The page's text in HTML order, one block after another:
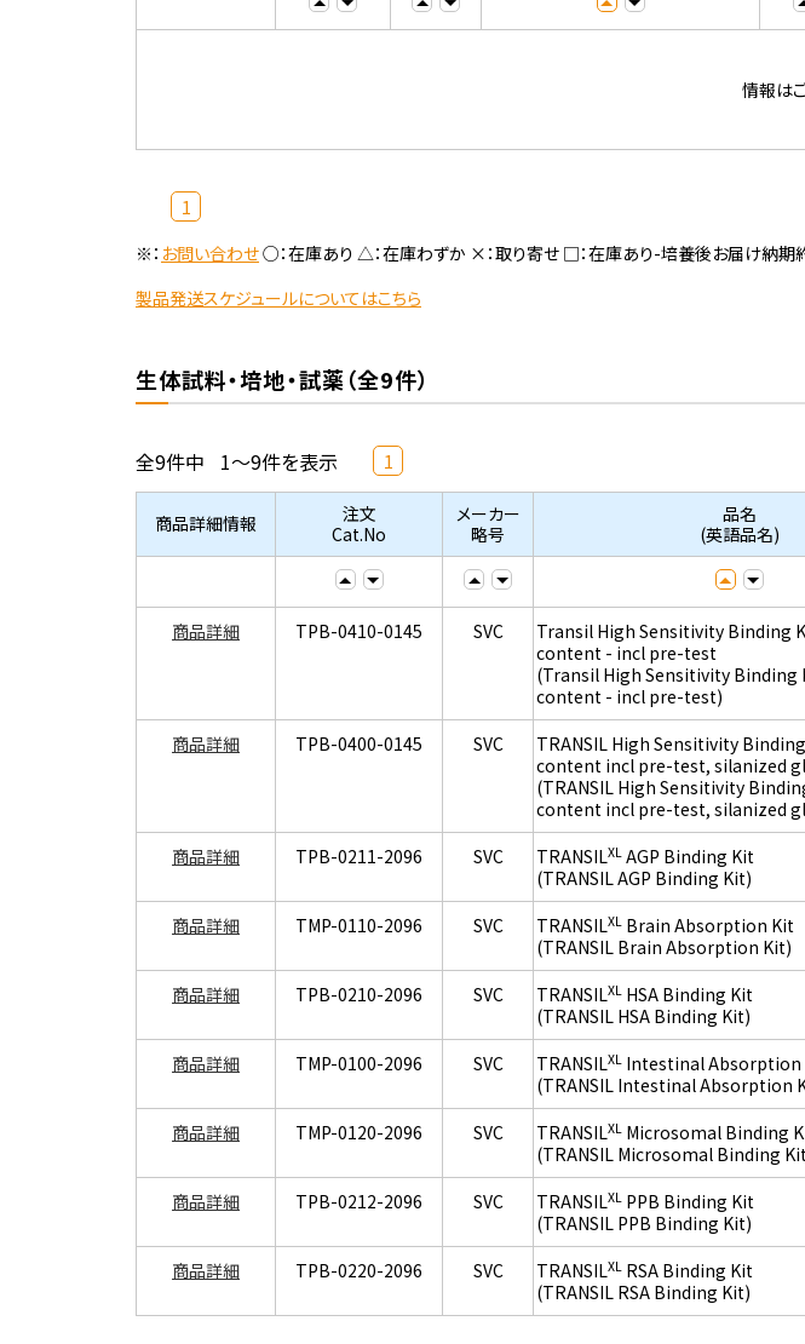
情報は
1
※： お問い合わせ○：在庫あり △：在庫わずか ×：取り寄せ □：在庫あり-培養後お届け納期
製品発送スケジュールについてはこちら
生体試料・培地・試薬（全9件）
全9件中 1～9件を表示 1
商品詳細情報
注文
Cat.No
メーカー
略号
品名
(英語品名)
商品詳細 TPB-0410-0145 SVC
Transil High Sensitivity Binding
content - incl pre-test
(Transil High Sensitivity Binding
content - incl pre-test)
商品詳細 TPB-0400-0145 SVC
TRANSIL High Sensitivity
content incl pre-test, silanized
(TRANSIL High Sensitivity
content incl pre-test, silanized
商品詳細 TPB-0211-2096 SVC TRANSILXL AGP Binding Kit
(TRANSIL AGP Binding Kit)
商品詳細 TMP-0110-2096 SVC TRANSILXL Brain Absorption Kit
(TRANSIL Brain Absorption Kit)
商品詳細 TPB-0210-2096 SVC TRANSILXL HSA Binding Kit
(TRANSIL HSA Binding Kit)
商品詳細 TMP-0100-2096 SVC TRANSILXL Intestinal Absorption
(TRANSIL Intestinal Absorption
商品詳細 TMP-0120-2096 SVC TRANSILXL Microsomal Binding
(TRANSIL Microsomal Binding
商品詳細 TPB-0212-2096 SVC TRANSILXL PPB Binding Kit
(TRANSIL PPB Binding Kit)
商品詳細 TPB-0220-2096 SVC TRANSILXL RSA Binding Kit
(TRANSIL RSA Binding Kit)